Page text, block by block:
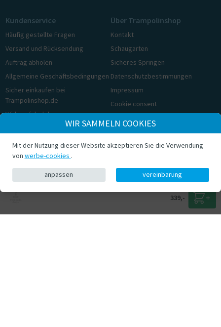
339,-
Kundenservice
Häufig gestellte Fragen
Versand und Rücksendung
Auftrag abholen
Allgemeine Geschäftsbedingungen
Sicher einkaufen bei
Trampolinshop.de
Widerrufsbelehrung
Über Trampolinshop
Kontakt
Schaugarten
Sicheres Springen
Datenschutzbestimmungen
Impressum
Cookie consent
© Trampolinshop.de 2026
WIR SAMMELN COOKIES
Mit der Nutzung dieser Website akzeptieren Sie die Verwendung
von werbe-cookies .
anpassen vereinbarung